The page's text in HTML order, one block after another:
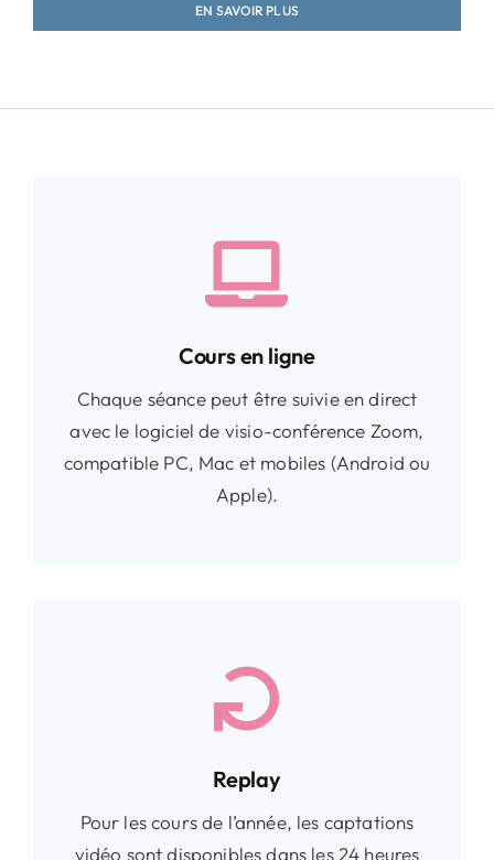
EN SAVOIR PLUS
Cours en ligne
Chaque séance peut être suivie en direct
avec le logiciel de visio-conférence Zoom,
compatible PC, Mac et mobiles (Android ou
Apple).
Replay
Pour les cours de l’année, les captations
vidéo sont disponibles dans les 24 heures